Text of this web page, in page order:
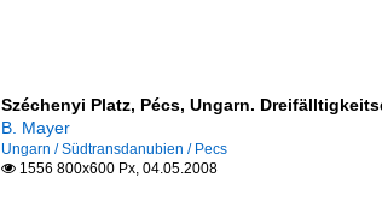
Széchenyi Platz, Pécs, Ungarn.
B. Mayer
Ungarn / Südtransdanubien / Pecs
1556 800x600 Px, 04.05.2008